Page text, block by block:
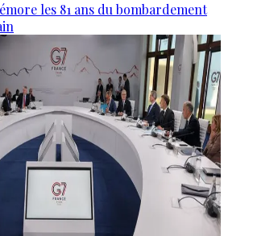
les 81 ans du bombardement